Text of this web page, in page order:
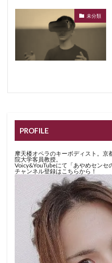
未分類
PROFILE
摩天楼オペラのキーボディスト。
院大学客員教授。
Voicy&YouTubeにて「あやめセンセ
チャンネル登録はこちらから！